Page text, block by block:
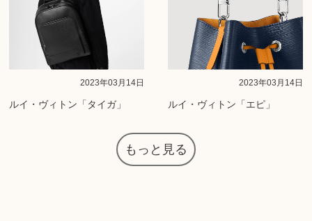
2023年03月14日
ルイ・ヴィトン「タイガ」
2023年03月14日
ルイ・ヴィトン「エピ」
もっと見る